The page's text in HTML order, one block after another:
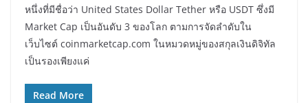
หนึ่งที่มีชื่อว่า United States Dollar Tether หรือ USDT ซึ่งมี
Market Cap เป็นอันดับ 3 ของโลก ตามการจัดลำดับใน
เว็บไซต์ coinmarketcap.com ในหมวดหมู่ของสกุลเงินดิจิทัล
เป็นรองเพียงแค่
Read More